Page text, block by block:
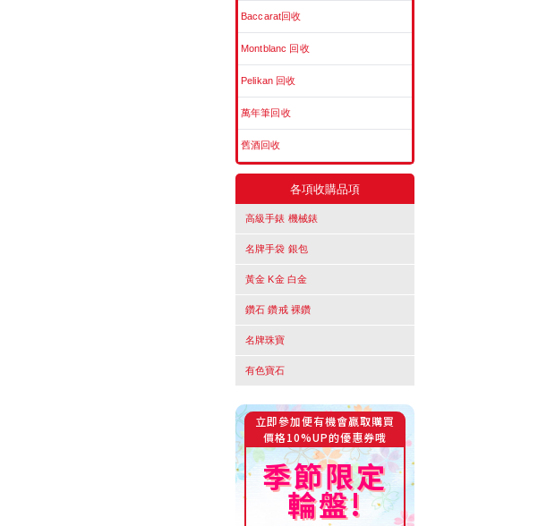
Baccarat回收
Montblanc 回收
Pelikan 回收
萬年筆回收
舊酒回收
各項收購品項
高級手錶 機械錶
名牌手袋 銀包
黃金 K金 白金
鑽石 鑽戒 裸鑽
名牌珠寶
有色寶石
立即參加便有機會贏取購買
價格10%UP的優惠券哦
季節限定
輪盤!